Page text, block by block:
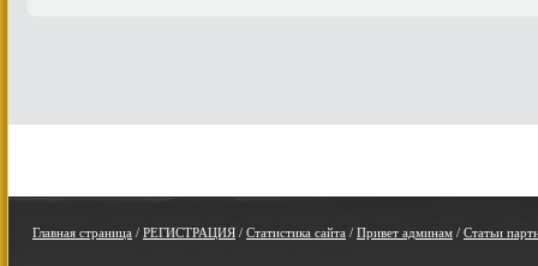
Главная страница / РЕГИСТРАЦИЯ / Статистика сайта / Привет админам / Статьи